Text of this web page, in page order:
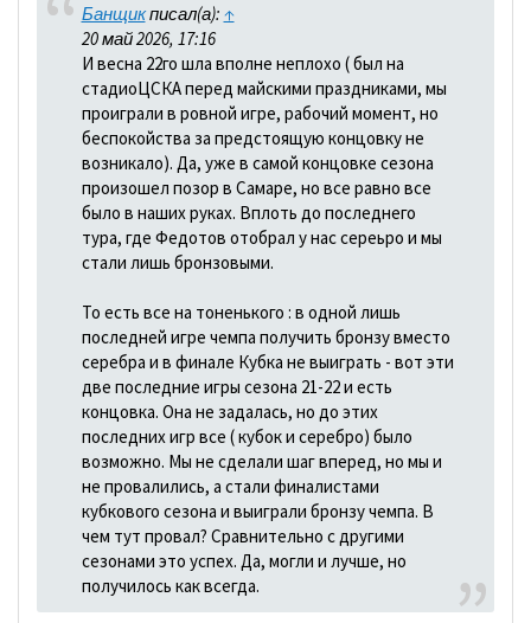
Банщикписал(а): ↑
20 май 2026, 17:16
И весна 22го шла вполне неплохо ( был на
стадиоЦСКА перед майскими праздниками, мы
проиграли в ровной игре, рабочий момент, но
беспокойства за предстоящую концовку не
возникало). Да, уже в самой концовке сезона
произошел позор в Самаре, но все равно все
было в наших руках. Вплоть до последнего
тура, где Федотов отобрал у нас сереьро и мы
стали лишь бронзовыми.
То есть все на тоненького : в одной лишь
последней игре чемпа получить бронзу вместо
серебра и в финале Кубка не выиграть - вот эти
две последние игры сезона 21-22 и есть
концовка. Она не задалась, но до этих
последних игр все ( кубок и серебро) было
возможно. Мы не сделали шаг вперед, но мы и
не провалились, а стали финалистами
кубкового сезона и выиграли бронзу чемпа. В
чем тут провал? Сравнительно с другими
сезонами это успех. Да, могли и лучше, но
получилось как всегда.